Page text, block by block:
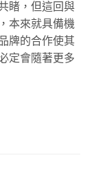
睹，但這回與
本來就具備機
牌的合作使其
定會隨著更多